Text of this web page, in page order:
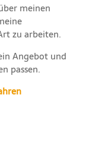
meinen
zu arbeiten.
Angebot und
passen.